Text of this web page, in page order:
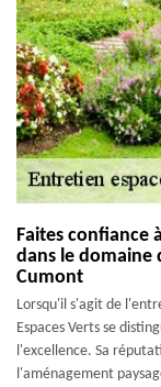
Faites confiance
dans le domaine
Cumont
Lorsqu'il s'agit de
Espaces Verts se
l'excellence. Sa
l'aménagement